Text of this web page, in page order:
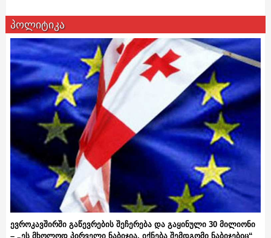
პოლიტიკა
ევროკავშირში გაწევრების შეჩერება და გაყინული 30 მილიონი
– „ეს მხოლოდ პირველი ნაბიჯია, იქნება შემდგომი ნაბიჯებიც“